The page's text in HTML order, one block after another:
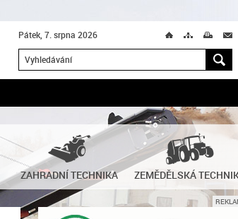
Pátek, 7. srpna 2026 Ú M T M
H
ZAHRADNÍ TECHNIKA ZEMĚDĚLSKÁ